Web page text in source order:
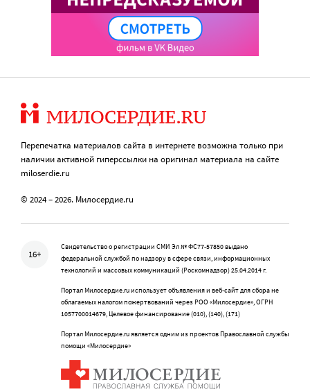
Перепечатка материалов сайта в интернете возможна только при
наличии активной гиперссылки на оригинал материала на сайте
miloserdie.ru
© 2024 – 2026. Милосердие.ru
16+
Свидетельство о регистрации СМИ Эл № ФС77-57850 выдано
федеральной службой по надзору в сфере связи, информационных
технологий и массовых коммуникаций (Роскомнадзор) 25.04.2014 г.
Портал Милосердие.ru использует объявления и веб-сайт для сбора не
облагаемых налогом пожертвований через РОО «Милосердие», ОГРН
1057700014679, Целевое финансирование (010), (140), (171)
Портал Милосердие.ru является одним из проектов Православной службы
помощи «Милосердие»